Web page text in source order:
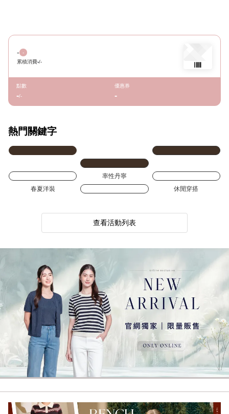
-
-
累積消費-/-
點數
-/-
優惠券
-
熱門關鍵字
率性丹寧
春夏洋裝
休閒穿搭
查看活動列表